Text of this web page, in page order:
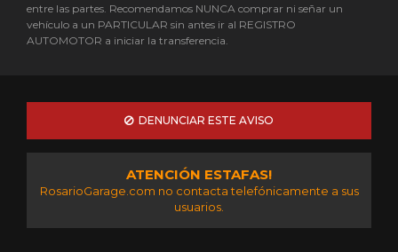
entre las partes. Recomendamos NUNCA comprar ni señar un
vehículo a un PARTICULAR sin antes ir al REGISTRO
AUTOMOTOR a iniciar la transferencia.
DENUNCIAR ESTE AVISO
ATENCIÓN ESTAFAS!
RosarioGarage.com no contacta telefónicamente a sus
usuarios.